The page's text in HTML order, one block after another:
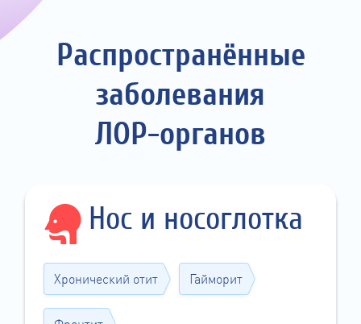
Распространённые
заболевания
ЛОР-органов
Нос и носоглотка
Хронический отит Гайморит